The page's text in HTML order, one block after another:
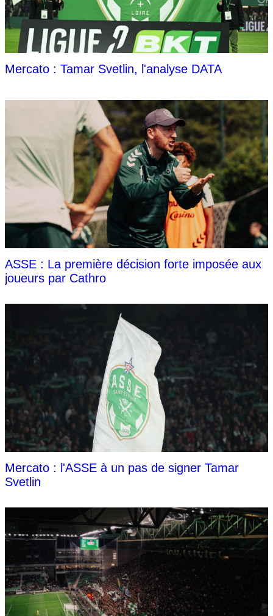
Mercato : Tamar Svetlin, l'analyse DATA
ASSE : La première décision forte imposée aux
joueurs par Cathro
Mercato : l'ASSE à un pas de signer Tamar
Svetlin